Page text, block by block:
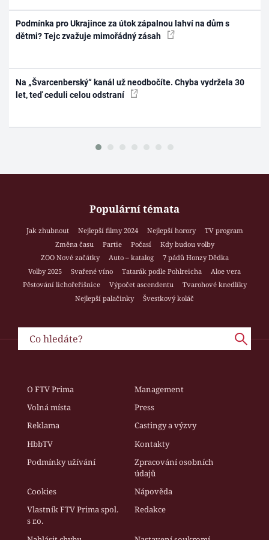
Podmínka pro Ukrajince za útok zápalnou lahví na dům s
dětmi? Tejc zvažuje mimořádný zásah
Na „Švarcenberský“ kanál už neodbočíte. Chyba vydržela 30
let, teď ceduli celou odstraní
Populární témata
Jak zhubnout Nejlepší filmy 2024 Nejlepší horory
TV program
Změna času
Partie Počasí
Kdy budou volby
ZOO Nové začátky
Auto – katalog
7 pádů Honzy Dědka
Volby 2025
Svařené víno Tatarák podle Pohlreicha
Aloe vera
Pěstování lichořeřišnice
Výpočet ascendentu
Tvarohové knedlíky
Nejlepší palačinky
Švestkový koláč
O FTV Prima
Management
Volná místa
Press
Reklama
Castingy a výzvy
HbbTV
Kontakty
Podmínky užívání
Zpracování osobních
údajů
Cookies
Nápověda
Vlastník FTV Prima spol.
s r.o.
Redakce